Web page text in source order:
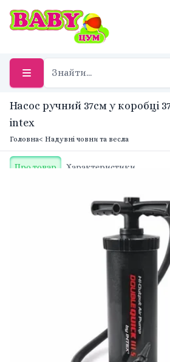
Насос ручний 37см у коробці
intex
Головна< Надувні човни та весла
Про товар Характеристики